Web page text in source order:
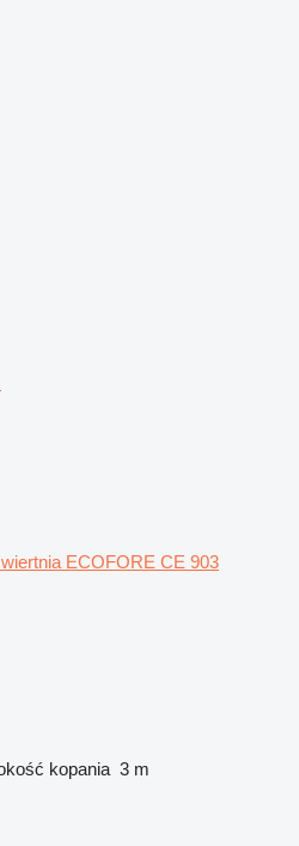
wiertnia ECOFORE CE 903
kopania 3 m